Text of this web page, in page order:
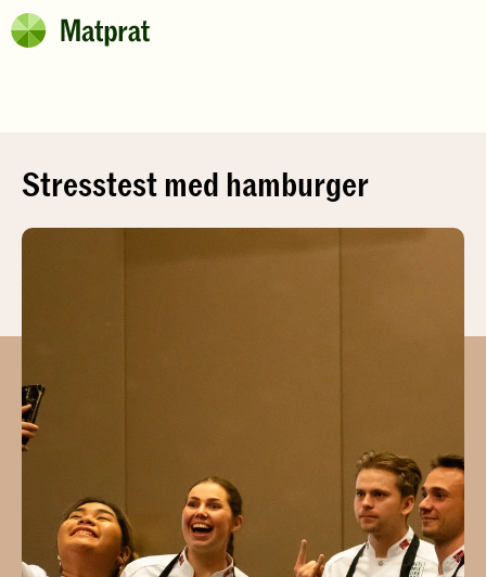
Hopp til hovedinnhold
Matprat
Stresstest med hamburger